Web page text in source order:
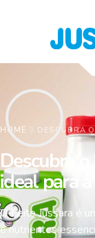
HOME \\ DESCUBRA
Descubra o
ideal para a
O Leite Jussara é
e nutrientes